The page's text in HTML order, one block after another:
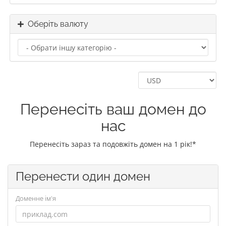
Оберіть валюту
Перенесіть ваш домен до
нас
Перенесіть зараз та подовжіть домен на 1 рік!*
Перенести один домен
Доменне ім'я